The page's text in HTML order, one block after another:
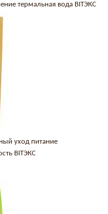
термальная вода BITЭКС
уход питание
BITЭКС